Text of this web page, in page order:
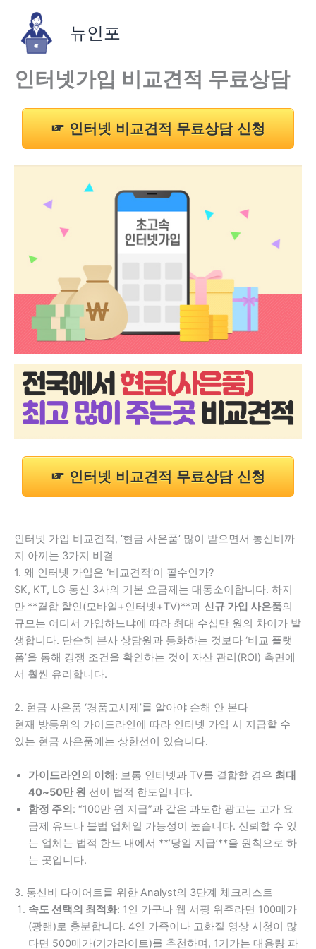
뉴인포
인터넷가입 비교견적 무료상담
☞ 인터넷 비교견적 무료상담 신청
☞ 인터넷 비교견적 무료상담 신청
인터넷 가입 비교견적, ‘현금 사은품’ 많이 받으면서 통신비까
지 아끼는 3가지 비결
1. 왜 인터넷 가입은 ‘비교견적’이 필수인가?
SK, KT, LG 통신 3사의 기본 요금제는 대동소이합니다. 하지
만 **결합 할인(모바일+인터넷+TV)**과 신규 가입 사은품의
규모는 어디서 가입하느냐에 따라 최대 수십만 원의 차이가 발
생합니다. 단순히 본사 상담원과 통화하는 것보다 ‘비교 플랫
폼’을 통해 경쟁 조건을 확인하는 것이 자산 관리(ROI) 측면에
서 훨씬 유리합니다.
2. 현금 사은품 ‘경품고시제’를 알아야 손해 안 본다
현재 방통위의 가이드라인에 따라 인터넷 가입 시 지급할 수
있는 현금 사은품에는 상한선이 있습니다.
가이드라인의 이해 : 보통 인터넷과 TV를 결합할 경우 최대
40~50만 원 선이 법적 한도입니다.
함정 주의 : “100만 원 지급”과 같은 과도한 광고는 고가 요
금제 유도나 불법 업체일 가능성이 높습니다. 신뢰할 수 있
는 업체는 법적 한도 내에서 **’당일 지급’**을 원칙으로 하
는 곳입니다.
3. 통신비 다이어트를 위한 Analyst의 3단계 체크리스트
속도 선택의 최적화: 1인 가구나 웹 서핑 위주라면 100메가
(광랜)로 충분합니다. 4인 가족이나 고화질 영상 시청이 많
다면 500메가(기가라이트)를 추천하며, 1기가는 대용량 파